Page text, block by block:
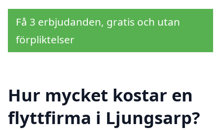
Få 3 erbjudanden, gratis och utan
förpliktelser
Hur mycket kostar en
flyttfirma i Ljungsarp?